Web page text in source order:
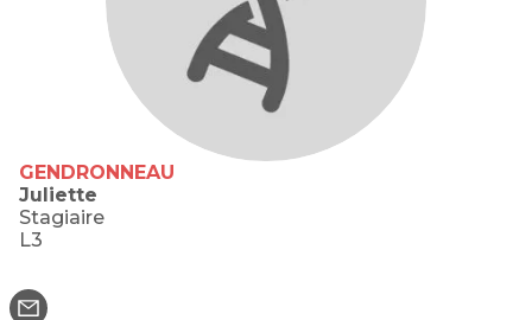
GENDRONNEAU
Juliette
Stagiaire
L3